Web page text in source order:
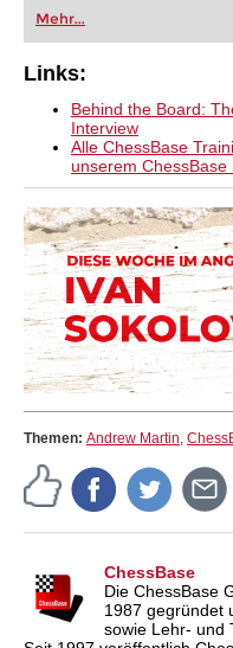
Nebenvarianten von Weiß.
Systemen 2.c3, Sc3 und Lb5
Gambits bis hin zu bizarren
dem seltsamen 2.Sa3 lernen
Sizilianer souverän besiegen
Fahrwasser lenken.
Videobeispiel:Introduction
Videobeispiel:Early Bb5
Mehr...
Links:
Behind the Board:
Interview
Alle ChessBase
unserem ChessBase
Themen: Andrew Martin,
ChessBase
Die ChessBase
1987 gegründet
sowie Lehr- und